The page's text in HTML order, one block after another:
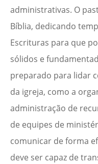
administrativas. O
Bíblia, dedicando
Escrituras para que
sólidos e
preparado para lidar
da igreja, como a
administração de
de equipes de
comunicar de forma
deve ser capaz de